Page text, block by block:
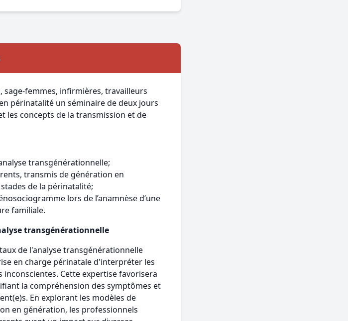
sage-femmes, infirmières, travailleurs
périnatalité un séminaire de deux jours
les concepts de la transmission et de
transgénérationnelle;
transmis de génération en
de la périnatalité;
lors de l’anamnèse d’une
familiale.
transgénérationnelle
de l'analyse transgénérationnelle
en charge périnatale d'interpréter les
Cette expertise favorisera
la compréhension des symptômes et
En explorant les modèles de
en génération, les professionnels